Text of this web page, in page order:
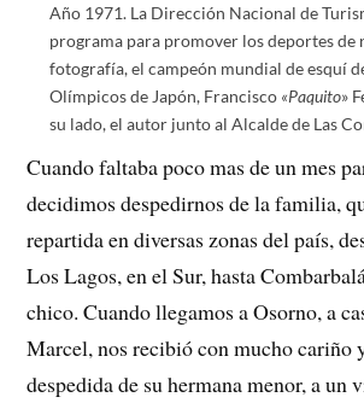
Año 1971. La Dirección Nacional de
programa para promover los deportes de
fotografía, el campeón mundial de esquí
Olímpicos de Japón, Francisco «Paquito»
su lado, el autor junto al Alcalde de Las
Cuando faltaba poco mas de un mes
decidimos despedirnos de la familia,
repartida en diversas zonas del país,
Los Lagos, en el Sur, hasta
chico. Cuando llegamos a Osorno, a
Marcel, nos recibió con mucho cariño
despedida de su hermana menor, a un